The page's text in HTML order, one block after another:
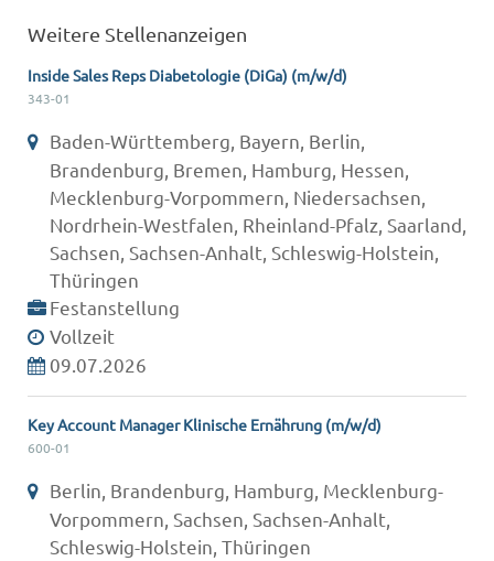
Weitere Stellenanzeigen
Inside Sales Reps Diabetologie (DiGa) (m/w/d)
343-01
Baden-Württemberg, Bayern, Berlin,
Brandenburg, Bremen, Hamburg, Hessen,
Mecklenburg-Vorpommern, Niedersachsen,
Nordrhein-Westfalen, Rheinland-Pfalz, Saarland,
Sachsen, Sachsen-Anhalt, Schleswig-Holstein,
Thüringen
Festanstellung
Vollzeit
09.07.2026
Key Account Manager Klinische Ernährung (m/w/d)
600-01
Berlin, Brandenburg, Hamburg, Mecklenburg-
Vorpommern, Sachsen, Sachsen-Anhalt,
Schleswig-Holstein, Thüringen